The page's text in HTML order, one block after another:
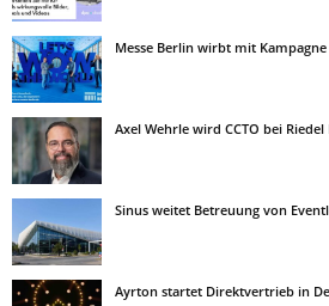
Messe Berlin wirbt mit
Axel Wehrle wird CCTO bei
Sinus weitet Betreuung von
Ayrton startet Direktvertrieb in